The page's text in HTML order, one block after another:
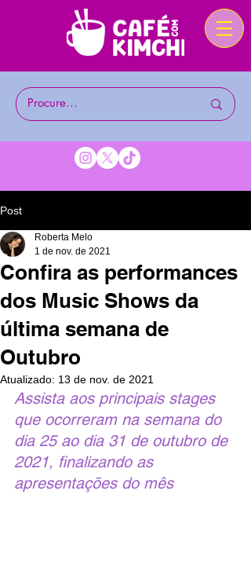
Post
Confira as performances
dos Music Shows da
última semana de
Outubro
Roberta Melo
1 de nov. de 2021
Atualizado: 13 de nov. de 2021
Assista aos principais stages
que ocorreram na semana do
dia 25 ao dia 31 de outubro de
2021, finalizando as
apresentações do mês